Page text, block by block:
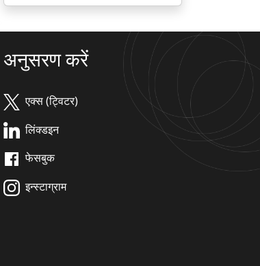
अनुसरण करें
एक्स (ट्विटर)
लिंक्डइन
फेसबुक
इन्स्टाग्राम